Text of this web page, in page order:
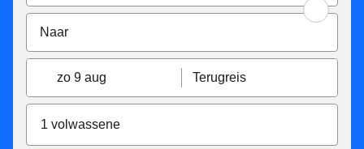
zo 9 aug Terugreis
1 volwassene